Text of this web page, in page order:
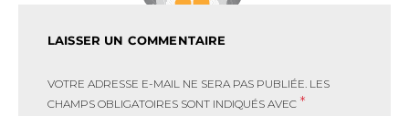
LAISSER UN COMMENTAIRE
VOTRE ADRESSE E-MAIL NE SERA PAS PUBLIÉE. LES
CHAMPS OBLIGATOIRES SONT INDIQUÉS AVEC *